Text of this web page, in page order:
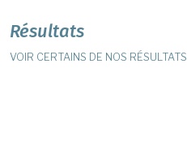
Résultats
VOIR CERTAINS DE NOS RÉSULTATS